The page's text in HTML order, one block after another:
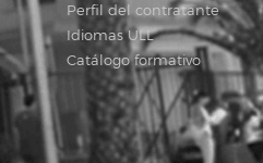
Perfil del contratante
Idiomas ULL
Catálogo formativo